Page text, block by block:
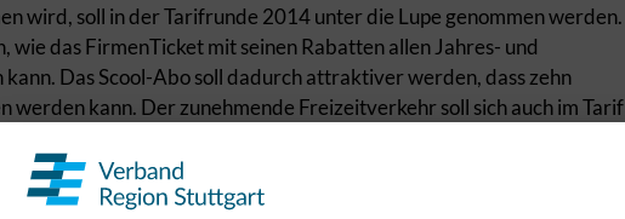
wird, soll in der Tarifrunde 2014 unter die Lupe genommen werden.
das FirmenTicket mit seinen Rabatten allen Jahres- und
Das Scool-Abo soll dadurch attraktiver werden, dass zehn
kann. Der zunehmende Freizeitverkehr soll sich auch im Tarif
Region Stuttgart. Ziel soll deshalb sein, durch Tarifangebote mehr
gewinnen. Als unübersichtlich werden die Regelungen zur
Wünschenswerte wäre es daher, diese betrieblich und tariflich zu